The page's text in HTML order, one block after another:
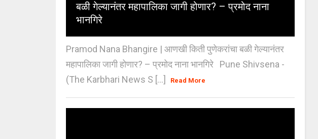
बळी गेल्यानंतर महापालिका जागी होणार? – प्रमोद नाना
भानगिरे
Pramod Nana Bhangire | आणखी किती पुणेकरांचा बळी गेल्यानंतर
महापालिका जागी होणार? – प्रमोद नाना भानगिरे Pune Shivsena -
(The Karbhari News S [...]
Read More